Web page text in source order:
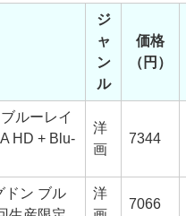
ジ
ャ
ン
ル
価格
（円）
ルーレイ
HD + Blu-
洋
画
7344
ドン ブル
洋
7066